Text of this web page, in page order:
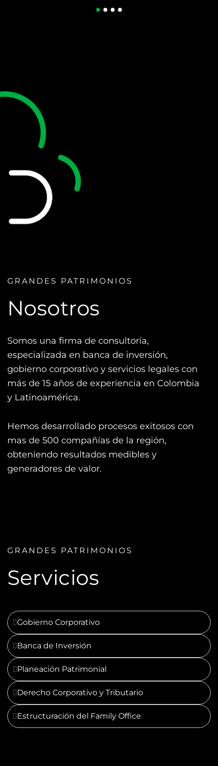
GRANDES PATRIMONIOS
Nosotros
Somos una firma de consultoría,
especializada en banca de inversión,
gobierno corporativo y servicios legales con
más de 15 años de experiencia en Colombia
y Latinoamérica.
Hemos desarrollado procesos exitosos con
mas de 500 compañías de la región,
obteniendo resultados medibles y
generadores de valor.
GRANDES PATRIMONIOS
Servicios
Gobierno Corporativo
Banca de Inversión
Planeación Patrimonial
Derecho Corporativo y Tributario
Estructuración del Family Office